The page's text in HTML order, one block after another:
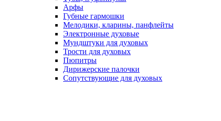
Арфы
Губные гармошки
Мелодики, кларины, панфлейты
Электронные духовые
Мундштуки для духовых
Трости для духовых
Пюпитры
Дирижерские палочки
Сопутствующие для духовых